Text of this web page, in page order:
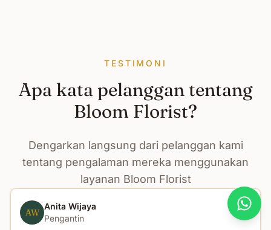
TESTIMONI
Apa kata pelanggan tentang
Bloom Florist?
Dengarkan langsung dari pelanggan kami
tentang pengalaman mereka menggunakan
layanan Bloom Florist
AW
Anita Wijaya
Pengantin